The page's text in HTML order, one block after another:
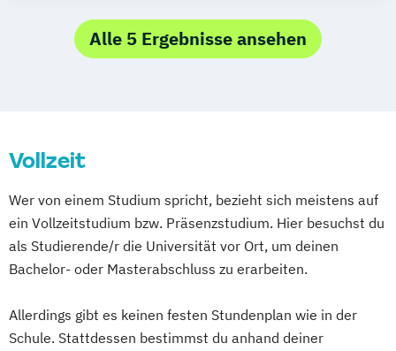
Alle 5 Ergebnisse ansehen
Vollzeit
Wer von einem Studium spricht, bezieht sich meistens auf
ein Vollzeitstudium bzw. Präsenzstudium. Hier besuchst du
als Studierende/r die Universität vor Ort, um deinen
Bachelor- oder Masterabschluss zu erarbeiten.
Allerdings gibt es keinen festen Stundenplan wie in der
Schule. Stattdessen bestimmst du anhand deiner